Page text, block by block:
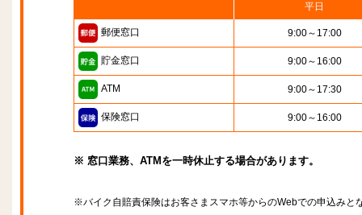
平日
郵便窓口 9:00～17:00
貯金窓口 9:00～16:00
ATM 9:00～17:30
保険窓口 9:00～16:00
※ 窓口業務、ATMを一時休止する場合があります。
※バイク自賠責保険はお客さまスマホ等からのWebでの申込みと